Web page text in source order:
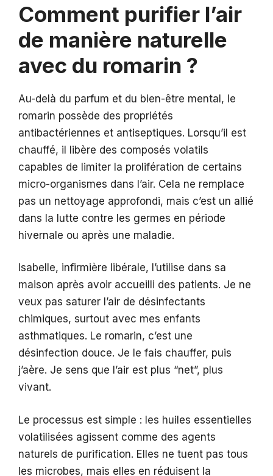
Comment purifier l’air
de manière naturelle
avec du romarin ?
Au-delà du parfum et du bien-être mental, le
romarin possède des propriétés
antibactériennes et antiseptiques. Lorsqu’il est
chauffé, il libère des composés volatils
capables de limiter la prolifération de certains
micro-organismes dans l’air. Cela ne remplace
pas un nettoyage approfondi, mais c’est un allié
dans la lutte contre les germes en période
hivernale ou après une maladie.
Isabelle, infirmière libérale, l’utilise dans sa
maison après avoir accueilli des patients. Je ne
veux pas saturer l’air de désinfectants
chimiques, surtout avec mes enfants
asthmatiques. Le romarin, c’est une
désinfection douce. Je le fais chauffer, puis
j’aère. Je sens que l’air est plus “net”, plus
vivant.
Le processus est simple : les huiles essentielles
volatilisées agissent comme des agents
naturels de purification. Elles ne tuent pas tous
les microbes, mais elles en réduisent la